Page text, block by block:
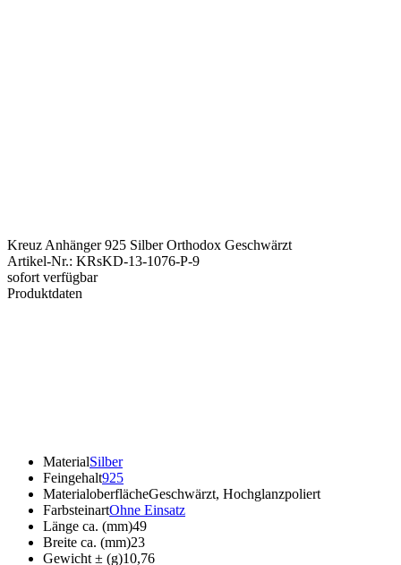
Kreuz Anhänger 925 Silber Orthodox Geschwärzt
Artikel-Nr.: KRsKD-13-1076-P-9
sofort verfügbar
Produktdaten
MaterialSilber
Feingehalt925
MaterialoberflächeGeschwärzt, Hochglanzpoliert
FarbsteinartOhne Einsatz
Länge ca. (mm)49
Breite ca. (mm)23
Gewicht ± (g)10,76